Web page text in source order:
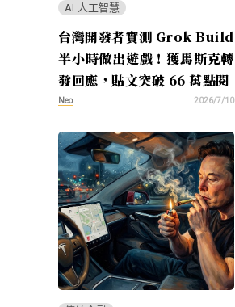
AI 人工智慧
台灣開發者實測 Grok Build
半小時做出遊戲！獲馬斯克轉
發回應，貼文突破 66 萬點閱
Neo 2026/7/10